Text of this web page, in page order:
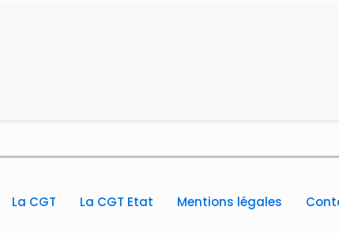
La CGT La CGT Etat Mentions légales